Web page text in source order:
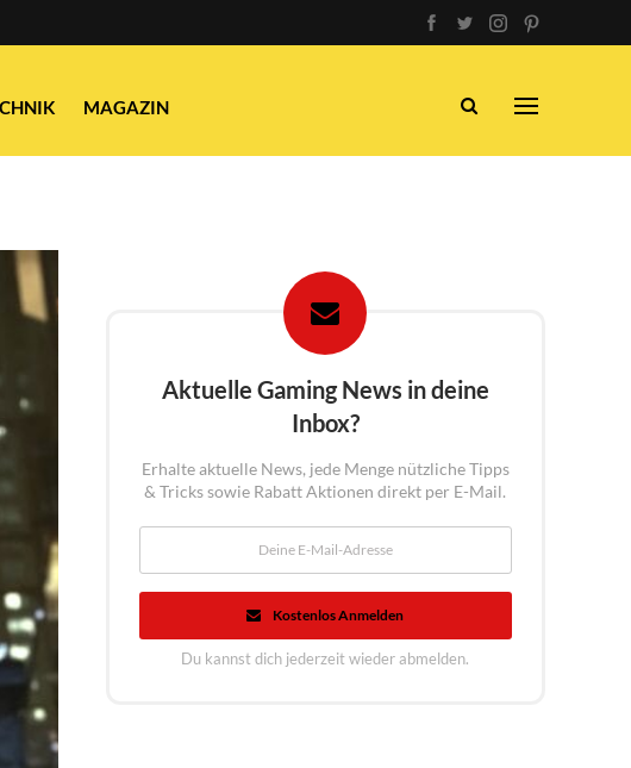
MAGAZIN
Aktuelle Gaming News in deine
Inbox?
Erhalte aktuelle News, jede Menge nützliche Tipps
& Tricks sowie Rabatt Aktionen direkt per E-Mail.
Kostenlos Anmelden
Du kannst dich jederzeit wieder abmelden.